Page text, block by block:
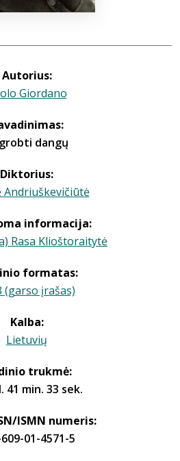
Autorius:
Giordano
dangų
Diktorius:
Andriuškevičiūtė
informacija:
Rasa Klioštoraitytė
formatas:
(garso įrašas)
Kalba:
Lietuvių
trukmė:
41 min. 33 sek.
ISMN numeris:
01-4571-5